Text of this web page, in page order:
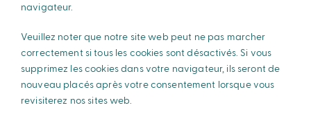
navigateur.
Veuillez noter que notre site web peut ne pas marcher
correctement si tous les cookies sont désactivés. Si vous
supprimez les cookies dans votre navigateur, ils seront de
nouveau placés après votre consentement lorsque vous
revisiterez nos sites web.